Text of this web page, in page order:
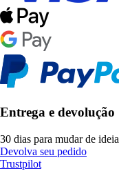
Entrega e devolução
30 dias para mudar de ideia
Devolva seu pedido
Trustpilot